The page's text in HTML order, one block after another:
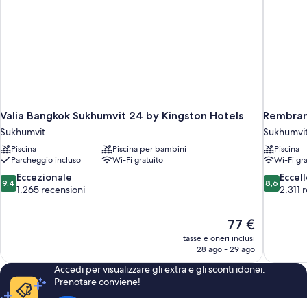
Valia Bangkok Sukhumvit 24 by Kingston Hotels
Sukhumvit
Piscina
Piscina per bambini
Parcheggio incluso
Wi-Fi gratuito
9.4
su
9,4 Eccezionale
1.265 recensioni
Il
prezzo
attuale
77 €
77 €
tasse e oneri inclusi
28 ago - 29 ago
Piscina
Wi-Fi
8.6
su
8,6
2.311
Accedi per visualizzare gli extra e gli sconti idonei.
Prenotare conviene!